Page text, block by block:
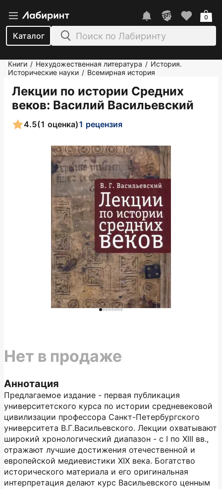
Каталог
0
Книги / Нехудожественная литература / История.
Исторические науки / Всемирная история
Лекции по истории Средних
веков: Василий Васильевский
4.5(1 оценка)1 рецензия
Аннотация
Предлагаемое издание - первая публикация
университетского курса по истории средневековой
цивилизации профессора Санкт-Петербургского
университета В.Г.Васильевского. Лекции охватывают
широкий хронологический диапазон - с I по XIII вв.,
отражают лучшие достижения отечественной и
европейской медиевистики XIX века. Богатство
исторического материала и его оригинальная
интерпретация делают курс Васильевского ценным
Нет в продаже